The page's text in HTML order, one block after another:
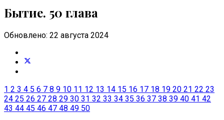
Бытие. 50 глава
Обновлено: 22 августа 2024
1 2 3 4 5 6 7 8 9 10 11 12 13 14 15 16 17 18 19 20 21 22 23
24 25 26 27 28 29 30 31 32 33 34 35 36 37 38 39 40 41 42
43 44 45 46 47 48 49 50